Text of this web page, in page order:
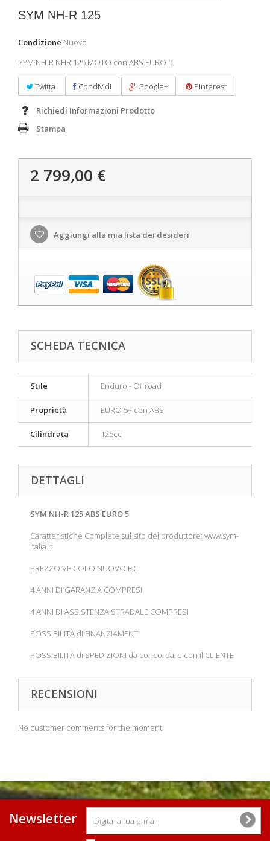
SYM NH-R 125
Condizione Nuovo
SYM NH-R NHR 125 MOTO con ABS EURO 5
Twitta Condividi Google+ Pinterest
Richiedi Informazioni Prodotto
Stampa
2 799,00 €
Aggiungi alla mia lista dei desideri
SCHEDA TECNICA
Stile Enduro - Offroad
Proprietà EURO 5+ con ABS
Cilindrata 125cc
DETTAGLI
SYM NH-R 125 ABS EURO 5
Caratteristiche Complete sul sito del produttore: www.sym-
italia.it
PREZZO VEICOLO NUOVO F.C.
4 ANNI DI GARANZIA COMPRESI
4 ANNI DI ASSISTENZA STRADALE COMPRESI
POSSIBILITÀ di FINANZIAMENTI
POSSIBILITÀ di SPEDIZIONI da concordare con il CLIENTE
RECENSIONI
No customer comments for the moment.
Newsletter